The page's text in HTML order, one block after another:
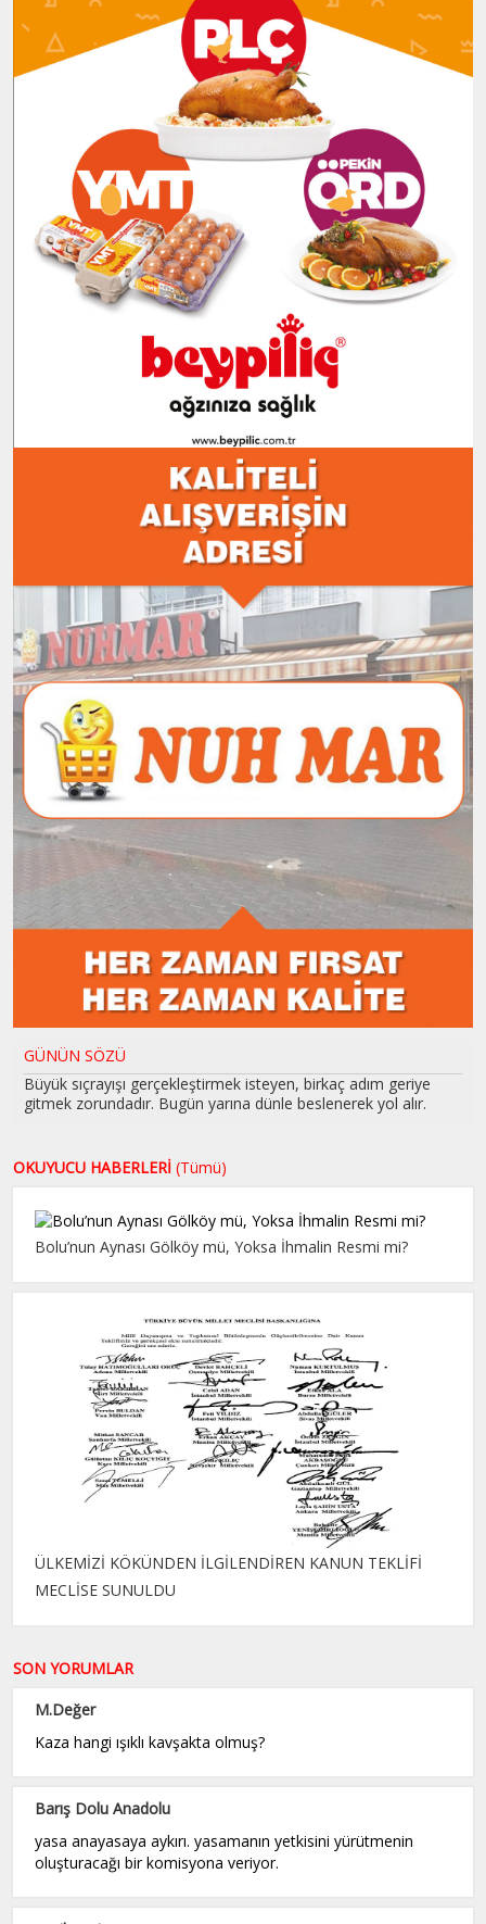
GÜNÜN SÖZÜ
Büyük sıçrayışı gerçekleştirmek isteyen, birkaç adım geriye
gitmek zorundadır. Bugün yarına dünle beslenerek yol alır.
OKUYUCU HABERLERİ (Tümü)
Bolu’nun Aynası Gölköy mü, Yoksa İhmalin Resmi mi?
ÜLKEMİZİ KÖKÜNDEN İLGİLENDİREN KANUN TEKLİFİ
MECLİSE SUNULDU
SON YORUMLAR
M.Değer
Kaza hangi ışıklı kavşakta olmuş?
Barış Dolu Anadolu
yasa anayasaya aykırı. yasamanın yetkisini yürütmenin
oluşturacağı bir komisyona veriyor.